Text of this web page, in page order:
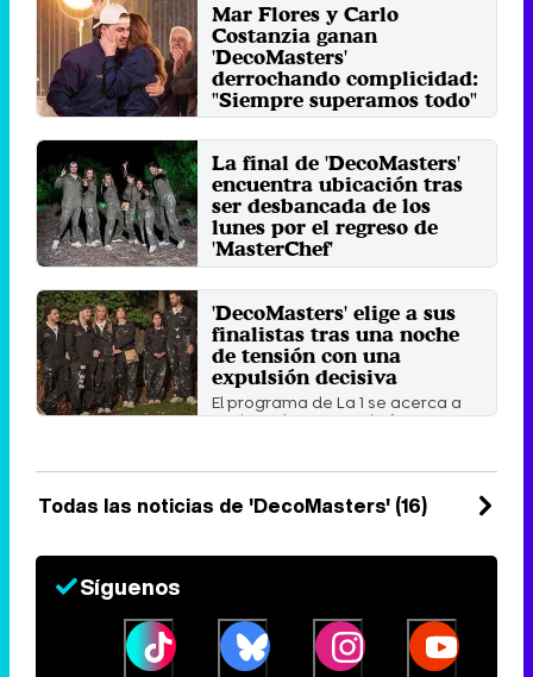
Mar Flores y Carlo
Costanzia ganan
'DecoMasters'
derrochando complicidad:
"Siempre superamos todo"
Madre e hijo se impusieron al
resto de compañeros y se
hicieron con los 50.000€ ...
Miércoles 1 Abril 2026 10:49 (hace 2
minutos)
La final de 'DecoMasters'
encuentra ubicación tras
ser desbancada de los
lunes por el regreso de
'MasterChef'
Isa Pantoja y Asraf Beno; Raquel
Meroño y Belén López, y Mar
Flores y Carlo Costanzia ...
Viernes 27 Marzo 2026 16:31 (hace
3 minutos)
'DecoMasters' elige a sus
finalistas tras una noche
de tensión con una
expulsión decisiva
El programa de La 1 se acerca a
su desenlace y nombró a Mar
54 segundos)
Todas las noticias de 'DecoMasters' (16)
Síguenos